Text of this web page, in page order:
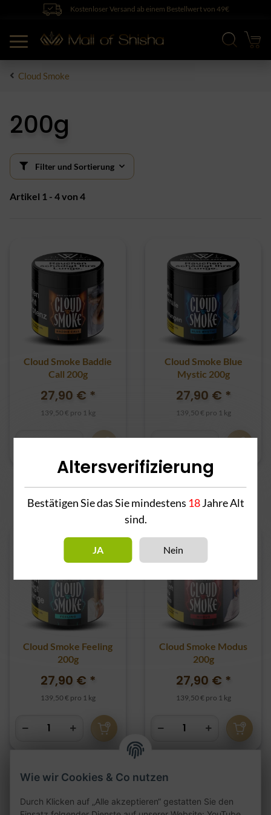
Kostenloser Versand ab einem Bestellwert von 49€
Cloud Smoke
200g
Filter und Sortierung
Artikel 1 - 4 von 4
Cloud Smoke Baddie
Call 200g
27,90 € *
139,50 € pro 1 kg
Cloud Smoke Blue
Mystic 200g
27,90 € *
139,50 € pro 1 kg
Cloud Smoke Feeling
200g
27,90 € *
139,50 € pro 1 kg
Cloud Smoke Modus
200g
27,90 € *
139,50 € pro 1 kg
Wie wir Cookies & Co nutzen
Durch Klicken auf „Alle akzeptieren“ gestatten Sie den
Altersverifizierung
Bestätigen Sie das Sie mindestens 18Jahre Alt
sind.
JA Nein